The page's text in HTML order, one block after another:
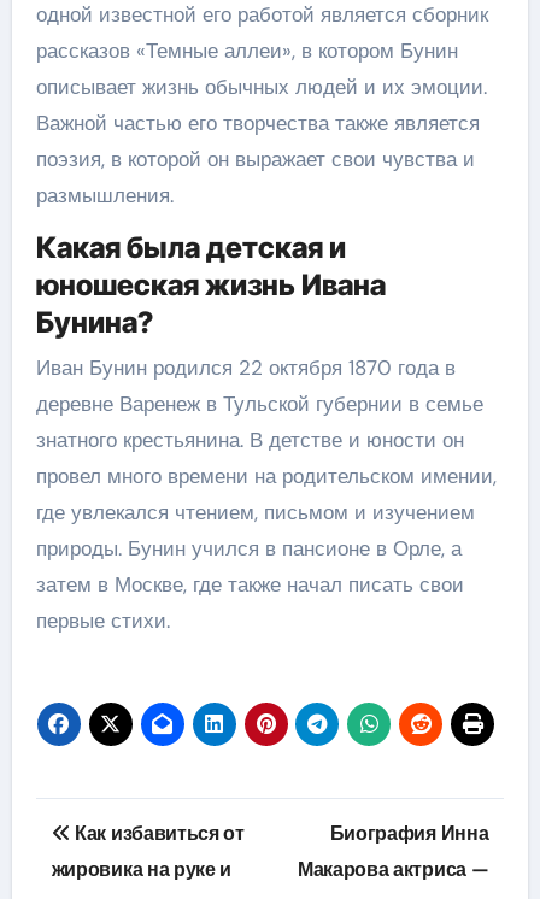
одной известной его работой является сборник
рассказов «Темные аллеи», в котором Бунин
описывает жизнь обычных людей и их эмоции.
Важной частью его творчества также является
поэзия, в которой он выражает свои чувства и
размышления.
Какая была детская и
юношеская жизнь Ивана
Бунина?
Иван Бунин родился 22 октября 1870 года в
деревне Варенеж в Тульской губернии в семье
знатного крестьянина. В детстве и юности он
провел много времени на родительском имении,
где увлекался чтением, письмом и изучением
природы. Бунин учился в пансионе в Орле, а
затем в Москве, где также начал писать свои
первые стихи.
Навигация
по
Как избавиться от
жировика на руке и
Биография Инна
Макарова актриса —